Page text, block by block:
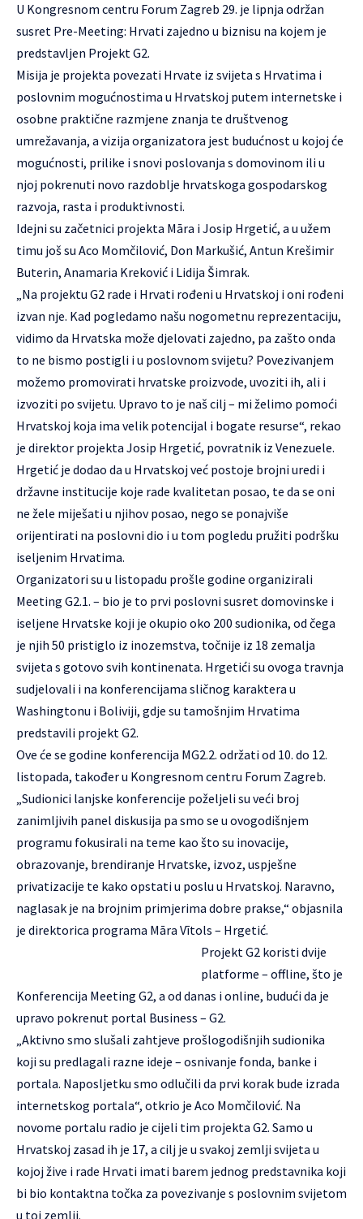
U Kongresnom centru Forum Zagreb 29. je lipnja održan
susret Pre-Meeting: Hrvati zajedno u biznisu na kojem je
predstavljen Projekt G2.
Misija je projekta povezati Hrvate iz svijeta s Hrvatima i
poslovnim mogućnostima u Hrvatskoj putem internetske i
osobne praktične razmjene znanja te društvenog
umrežavanja, a vizija organizatora jest budućnost u kojoj će
mogućnosti, prilike i snovi poslovanja s domovinom ili u
njoj pokrenuti novo razdoblje hrvatskoga gospodarskog
razvoja, rasta i produktivnosti.
Idejni su začetnici projekta Māra i Josip Hrgetić, a u užem
timu još su Aco Momčilović, Don Markušić, Antun Krešimir
Buterin, Anamaria Kreković i Lidija Šimrak.
„Na projektu G2 rade i Hrvati rođeni u Hrvatskoj i oni rođeni
izvan nje. Kad pogledamo našu nogometnu reprezentaciju,
vidimo da Hrvatska može djelovati zajedno, pa zašto onda
to ne bismo postigli i u poslovnom svijetu? Povezivanjem
možemo promovirati hrvatske proizvode, uvoziti ih, ali i
izvoziti po svijetu. Upravo to je naš cilj – mi želimo pomoći
Hrvatskoj koja ima velik potencijal i bogate resurse“, rekao
je direktor projekta Josip Hrgetić, povratnik iz Venezuele.
Hrgetić je dodao da u Hrvatskoj već postoje brojni uredi i
državne institucije koje rade kvalitetan posao, te da se oni
ne žele miješati u njihov posao, nego se ponajviše
orijentirati na poslovni dio i u tom pogledu pružiti podršku
iseljenim Hrvatima.
Organizatori su u listopadu prošle godine organizirali
Meeting G2.1. – bio je to prvi poslovni susret domovinske i
iseljene Hrvatske koji je okupio oko 200 sudionika, od čega
je njih 50 pristiglo iz inozemstva, točnije iz 18 zemalja
svijeta s gotovo svih kontinenata. Hrgetići su ovoga travnja
sudjelovali i na konferencijama sličnog karaktera u
Washingtonu i Boliviji, gdje su tamošnjim Hrvatima
predstavili projekt G2.
Ove će se godine konferencija MG2.2. održati od 10. do 12.
listopada, također u Kongresnom centru Forum Zagreb.
„Sudionici lanjske konferencije poželjeli su veći broj
zanimljivih panel diskusija pa smo se u ovogodišnjem
programu fokusirali na teme kao što su inovacije,
obrazovanje, brendiranje Hrvatske, izvoz, uspješne
privatizacije te kako opstati u poslu u Hrvatskoj. Naravno,
naglasak je na brojnim primjerima dobre prakse,“ objasnila
je direktorica programa Māra Vītols – Hrgetić.
Projekt G2 koristi dvije
platforme – offline, što je
Konferencija Meeting G2, a od danas i online, budući da je
upravo pokrenut portal Business – G2.
„Aktivno smo slušali zahtjeve prošlogodišnjih sudionika
koji su predlagali razne ideje – osnivanje fonda, banke i
portala. Naposljetku smo odlučili da prvi korak bude izrada
internetskog portala“, otkrio je Aco Momčilović. Na
novome portalu radio je cijeli tim projekta G2. Samo u
Hrvatskoj zasad ih je 17, a cilj je u svakoj zemlji svijeta u
kojoj žive i rade Hrvati imati barem jednog predstavnika koji
bi bio kontaktna točka za povezivanje s poslovnim svijetom
u toj zemlji.